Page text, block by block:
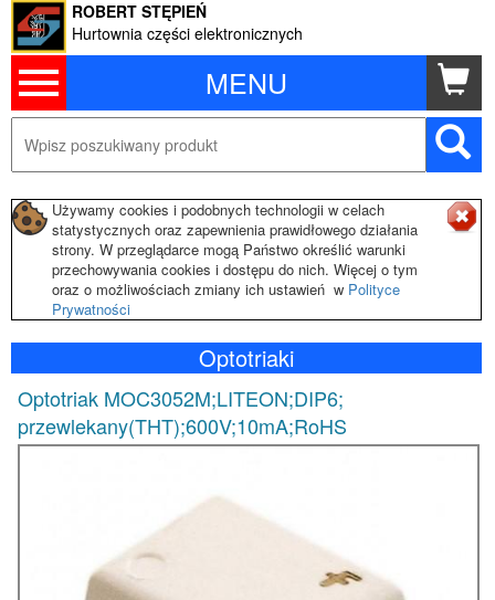
MENU
ROBERT STĘPIEŃ
Hurtownia części elektronicznych
Używamy cookies i podobnych technologii w celach
statystycznych oraz zapewnienia prawidłowego działania
strony. W przeglądarce mogą Państwo określić warunki
przechowywania cookies i dostępu do nich. Więcej o tym
oraz o możliwościach zmiany ich ustawień w Polityce
Prywatności
Optotriaki
Optotriak MOC3052M;LITEON;DIP6;
przewlekany(THT);600V;10mA;RoHS